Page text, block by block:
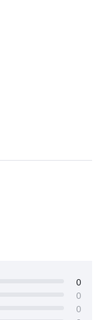
0
0
0